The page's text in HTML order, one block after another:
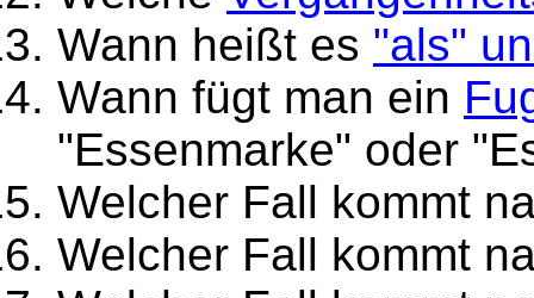
Wann heißt es "als"
Wann fügt man ein
"Essenmarke" oder
Welcher Fall kommt
Welcher Fall kommt